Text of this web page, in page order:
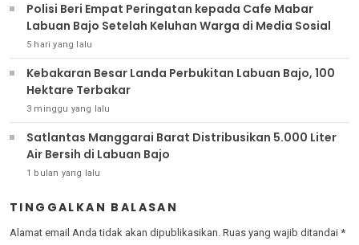
Polisi Beri Empat Peringatan kepada Cafe Mabar
Labuan Bajo Setelah Keluhan Warga di Media Sosial
5 hari yang lalu
Kebakaran Besar Landa Perbukitan Labuan Bajo, 100
Hektare Terbakar
3 minggu yang lalu
Satlantas Manggarai Barat Distribusikan 5.000 Liter
Air Bersih di Labuan Bajo
1 bulan yang lalu
TINGGALKAN BALASAN
Alamat email Anda tidak akan dipublikasikan. Ruas yang wajib ditandai *